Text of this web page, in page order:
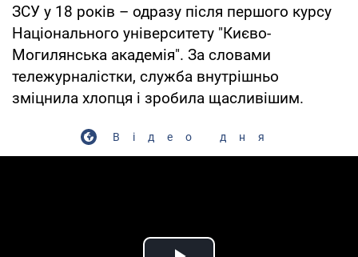
ЗСУ у 18 років – одразу після першого курсу
Національного університету "Києво-
Могилянська академія". За словами
тележурналістки, служба внутрішньо
зміцнила хлопця і зробила щасливішим.
Відео дня